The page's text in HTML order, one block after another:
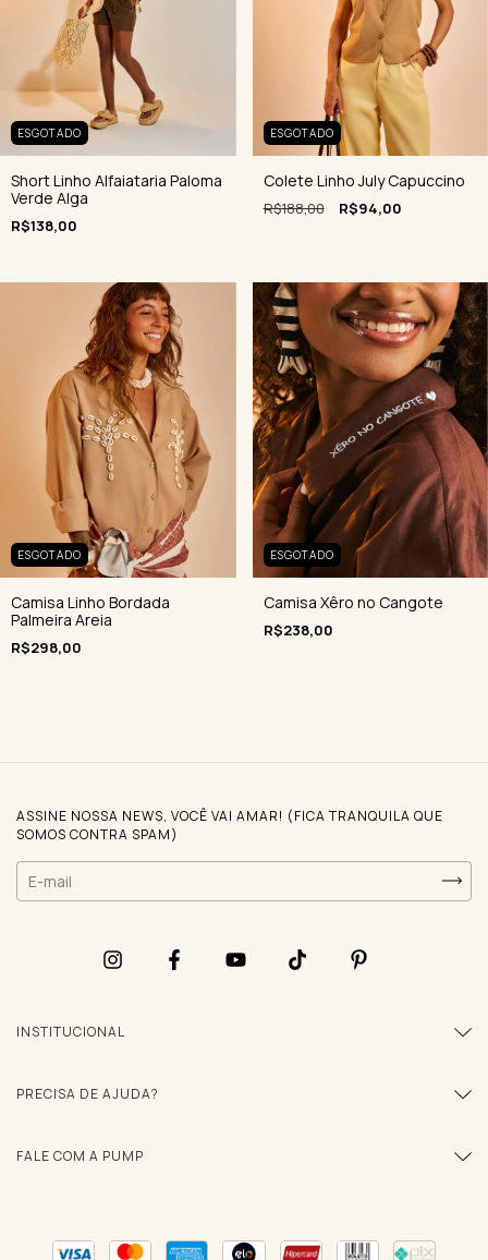
ESGOTADO
Short Linho Alfaiataria Paloma
Verde Alga
R$138,00
ESGOTADO
Colete Linho July Capuccino
R$188,00 R$94,00
ESGOTADO
Camisa Linho Bordada
Palmeira Areia
R$298,00
ESGOTADO
Camisa Xêro no Cangote
R$238,00
ASSINE NOSSA NEWS, VOCÊ VAI AMAR! (FICA TRANQUILA QUE
SOMOS CONTRA SPAM)
INSTITUCIONAL
PRECISA DE AJUDA?
FALE COM A PUMP